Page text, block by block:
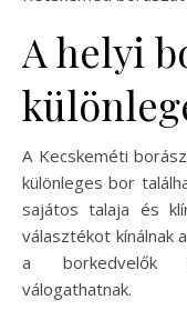
A helyi
A Kecskeméti
különleges bor
sajátos talaja és
választékot kínálnak
a borkedvelők
válogathatnak.